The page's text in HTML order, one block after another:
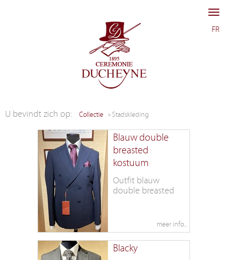
FR
Collectie Stadskleding
Blauw double
breasted
kostuum
Outfit blauw
double breasted
Blacky